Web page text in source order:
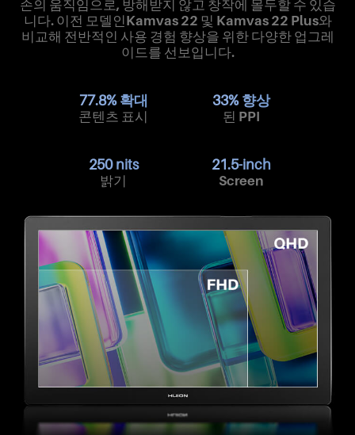
손의 움직임으로, 방해받지 않고 창작에 몰두할 수 있습
니다. 이전 모델인Kamvas 22 및 Kamvas 22 Plus와
비교해 전반적인 사용 경험 향상을 위한 다양한 업그레
이드를 선보입니다.
77.8% 확대
콘텐츠 표시
33% 향상
된 PPI
250 nits
밝기
21.5-inch
Screen